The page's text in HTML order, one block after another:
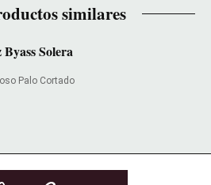
similares
Byass Solera
Palo Cortado